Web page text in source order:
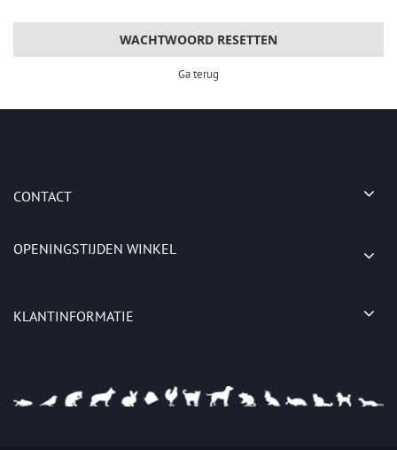
WACHTWOORD RESETTEN
Ga terug
CONTACT
OPENINGSTIJDEN WINKEL
KLANTINFORMATIE